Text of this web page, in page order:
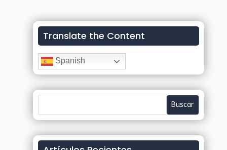
Translate the Content
Spanish